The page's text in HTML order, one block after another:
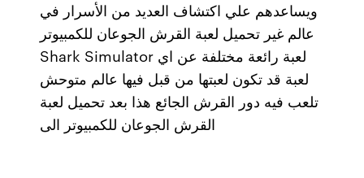
ويساعدهم علي اكتشاف العديد من الأسرار في
عالم غير تحميل لعبة القرش الجوعان للكمبيوتر
Shark Simulator لعبة رائعة مختلفة عن اي
لعبة قد تكون لعبتها من قبل فيها عالم متوحش
تلعب فيه دور القرش الجائع هذا بعد تحميل لعبة
القرش الجوعان للكمبيوتر الى